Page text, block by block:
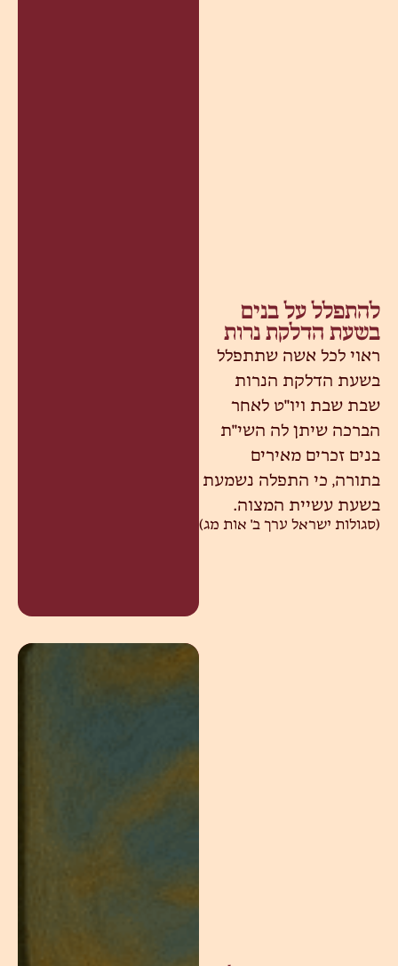
להתפלל על בנים
בשעת הדלקת נרות
ראוי לכל אשה שתתפלל
בשעת הדלקת הנרות
שבת שבת ויו"ט לאחר
הברכה שיתן לה השי"ת
בנים זכרים מאירים
בתורה, כי התפלה נשמעת
בשעת עשיית המצוה.
(סגולות ישראל ערך ב' אות מג)